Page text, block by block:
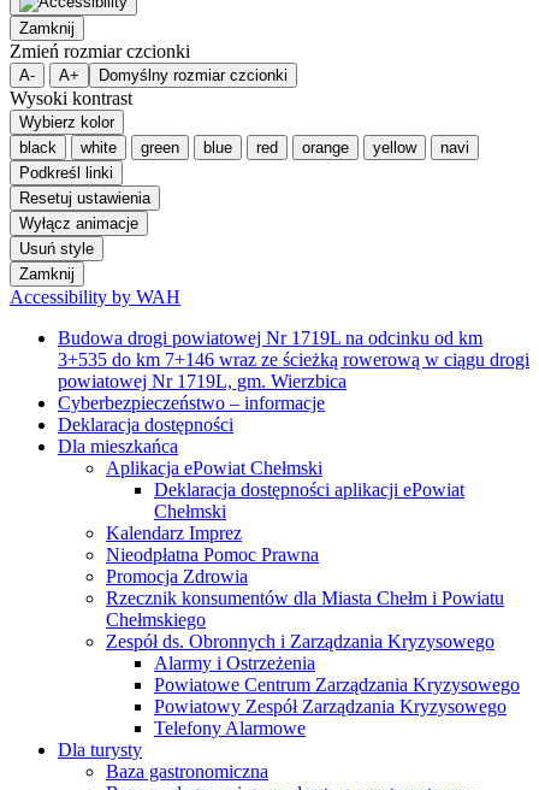
Zamknij
Zmień rozmiar czcionki
A- A+ Domyślny rozmiar czcionki
Wysoki kontrast
Wybierz kolor
black
white green blue red orange yellow
navi
Podkreśl linki
Resetuj ustawienia
Wyłącz animacje
Usuń style
Zamknij
Accessibility by WAH
Budowa drogi powiatowej Nr 1719L na odcinku od km
3+535 do km 7+146 wraz ze ścieżką rowerową w ciągu drogi
powiatowej Nr 1719L, gm. Wierzbica
Cyberbezpieczeństwo – informacje
Deklaracja dostępności
Dla mieszkańca
Aplikacja ePowiat Chełmski
Deklaracja dostępności aplikacji ePowiat
Chełmski
Kalendarz Imprez
Nieodpłatna Pomoc Prawna
Promocja Zdrowia
Rzecznik konsumentów dla Miasta Chełm i Powiatu
Chełmskiego
Zespół ds. Obronnych i Zarządzania Kryzysowego
Alarmy i Ostrzeżenia
Powiatowe Centrum Zarządzania Kryzysowego
Powiatowy Zespół Zarządzania Kryzysowego
Telefony Alarmowe
Dla turysty
Baza gastronomiczna